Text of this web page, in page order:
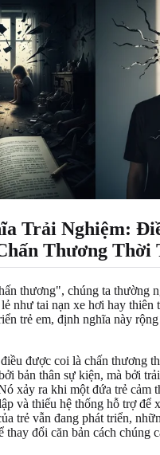
Trải Nghiệm:
Thương Thời
thương", chúng ta thường
như tai nạn xe hơi hay thiên
trẻ em, định nghĩa này
được coi là chấn thương
bản thân sự kiện, mà bởi
xảy ra khi một đứa trẻ cảm
và thiếu hệ thống hỗ trợ để
trẻ vẫn đang phát triển,
thay đổi căn bản cách chúng